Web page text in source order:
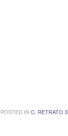
POSTED IN C. RETRATO 3